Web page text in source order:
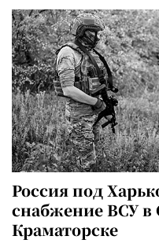
Россия под
снабжение ВСУ в
Краматорске